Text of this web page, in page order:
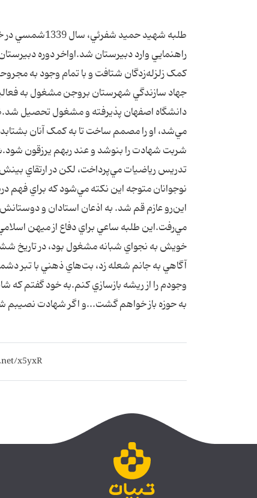
طلبه شهيد
راهنمايي وارد دبيرستان شد.اواخر دوره
کمک زلزله‌زدگان شتافت و با تمام وجود به
جهاد سازندگي شهرستان بروجن مشغول به
دانشگاه اصفهان پذيرفته و مشغول تحصيل
مي‌شد، ‌او را مصمم ساخت تا به کمک آنان
شربت شهادت را بنوشد و عند ربهم يرزقون
تدريس رياضيات مي‌پرداخت، ‌لکن در ارتقاي
نوجوانان متوجه اين نکته مي‌شود که براي فهم
اين‌رو عازم قم شد. به اذعان استادان و
مي‌رفت.اين طلبه ساعي براي دفاع از ميهن
آگاهي به جانم شعله زد، بت‌هاي ذهني با تبر
وجودم را از ريشه بازسازي کنم.به خود گفتم که
به حوزه باز خواهم گشت...و اگر شهادت نصيبم